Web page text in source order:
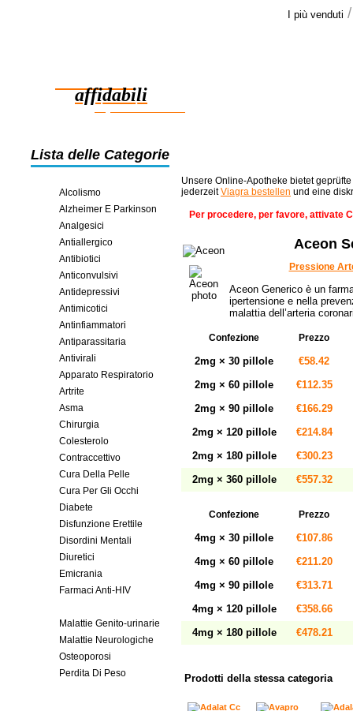
I più venduti
affidabili
risparmio in linea
Lista delle Categorie
Alcolismo
Alzheimer E Parkinson
Analgesici
Antiallergico
Antibiotici
Anticonvulsivi
Antidepressivi
Antimicotici
Antinfiammatori
Antiparassitaria
Antivirali
Apparato Respiratorio
Artrite
Asma
Chirurgia
Colesterolo
Contraccettivo
Cura Della Pelle
Cura Per Gli Occhi
Diabete
Disfunzione Erettile
Disordini Mentali
Diuretici
Emicrania
Farmaci Anti-HIV
Malattie Genito-urinarie
Malattie Neurologiche
Osteoporosi
Perdita Di Peso
Unsere Online-Apotheke bietet
jederzeitViagra bestellen und eine
Per procedere, per favore, attivate
Aceon
Pressione
Aceon Generico è un
ipertensione e nella
malattia dell’arteria
Confezione Prezzo
2mg × 30 pillole
€58.42
2mg × 60 pillole
€112.35
2mg × 90 pillole
€166.29
2mg × 120 pillole
€214.84
2mg × 180 pillole
€300.23
2mg × 360 pillole
€557.32
Confezione Prezzo
4mg × 30 pillole
€107.86
4mg × 60 pillole
€211.20
4mg × 90 pillole
€313.71
4mg × 120 pillole
€358.66
4mg × 180 pillole
€478.21
Prodotti della stessa categoria